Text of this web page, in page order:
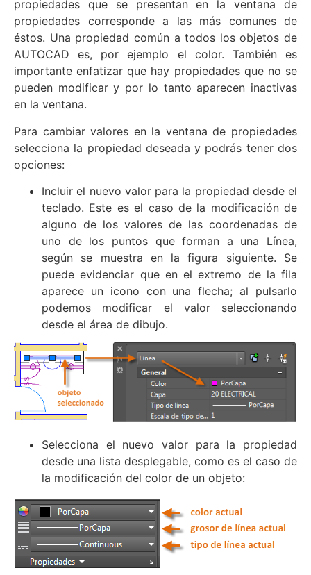
propiedades que se presentan en la ventana de
propiedades corresponde a las más comunes de
éstos. Una propiedad común a todos los objetos de
AUTOCAD es, por ejemplo el color. También es
importante enfatizar que hay propiedades que no se
pueden modificar y por lo tanto aparecen inactivas
en la ventana.
Para cambiar valores en la ventana de propiedades
selecciona la propiedad deseada y podrás tener dos
opciones:
Incluir el nuevo valor para la propiedad desde el
teclado. Este es el caso de la modificación de
alguno de los valores de las coordenadas de
uno de los puntos que forman a una Línea,
según se muestra en la figura siguiente. Se
puede evidenciar que en el extremo de la fila
aparece un icono con una flecha; al pulsarlo
podemos modificar el valor seleccionando
desde el área de dibujo.
Selecciona el nuevo valor para la propiedad
desde una lista desplegable, como es el caso de
la modificación del color de un objeto: